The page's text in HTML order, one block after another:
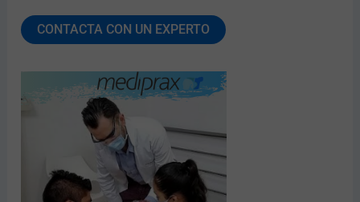
CONTACTA CON UN EXPERTO